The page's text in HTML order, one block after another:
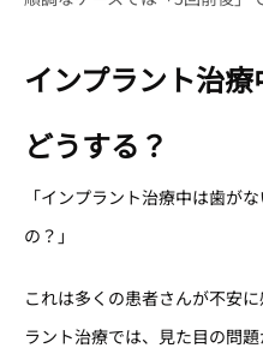
インプラント治
どうする？
「インプラント治療中は歯が
の？」
これは多くの患者さんが不安
ラント治療では、見た目の問